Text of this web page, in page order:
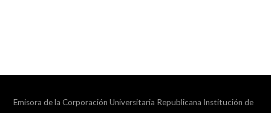
Emisora de la Corporación Universitaria Republicana Institución de